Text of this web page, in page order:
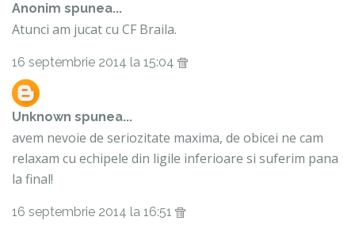
Anonim spunea...
Atunci am jucat cu CF Braila.
16 septembrie 2014 la 15:04
Unknown spunea...
avem nevoie de seriozitate maxima, de obicei ne cam
relaxam cu echipele din ligile inferioare si suferim pana
la final!
16 septembrie 2014 la 16:51